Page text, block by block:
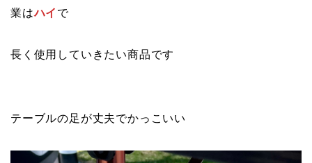
業はハイ で
長く使用していきたい商品です
テーブルの足が丈夫でかっこいい